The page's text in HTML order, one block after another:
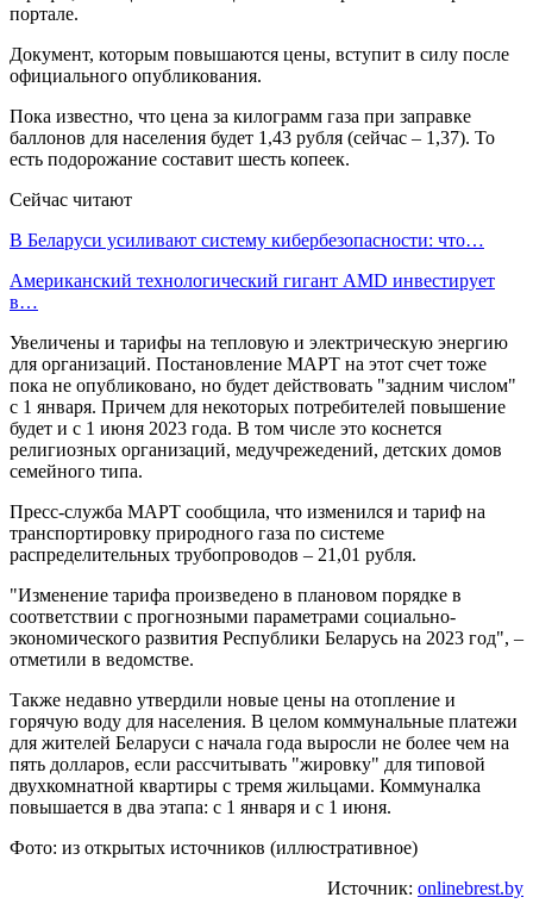
портале.
Документ, которым повышаются цены, вступит в силу после
официального опубликования.
Пока известно, что цена за килограмм газа при заправке
баллонов для населения будет 1,43 рубля (сейчас – 1,37). То
есть подорожание составит шесть копеек.
Сейчас читают
В Беларуси усиливают систему кибербезопасности: что…
Американский технологический гигант AMD инвестирует
в…
Увеличены и тарифы на тепловую и электрическую энергию
для организаций. Постановление МАРТ на этот счет тоже
пока не опубликовано, но будет действовать "задним числом"
с 1 января. Причем для некоторых потребителей повышение
будет и с 1 июня 2023 года. В том числе это коснется
религиозных организаций, медучрежедений, детских домов
семейного типа.
Пресс-служба МАРТ сообщила, что изменился и тариф на
транспортировку природного газа по системе
распределительных трубопроводов – 21,01 рубля.
"Изменение тарифа произведено в плановом порядке в
соответствии с прогнозными параметрами социально-
экономического развития Республики Беларусь на 2023 год", –
отметили в ведомстве.
Также недавно утвердили новые цены на отопление и
горячую воду для населения. В целом коммунальные платежи
для жителей Беларуси с начала года выросли не более чем на
пять долларов, если рассчитывать "жировку" для типовой
двухкомнатной квартиры с тремя жильцами. Коммуналка
повышается в два этапа: с 1 января и с 1 июня.
Фото: из открытых источников (иллюстративное)
Источник: onlinebrest.by